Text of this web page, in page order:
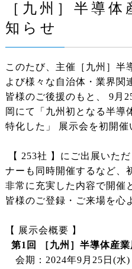
［九州］半導
知らせ
このたび、主催［九州］半
よび様々な自治体・業界関
皆様のご後援のもと、 9月
岡にて「九州初となる半導
特化した」 展示会を初開催
【 253社 】にご出展いた
ナーも同時開催するなど、
非常に充実した内容で開催
皆様のご登録・ご来場を心
【 展示会概要 】
第1回 ［九州］半導体産業
会期：2024年9月25日(水)